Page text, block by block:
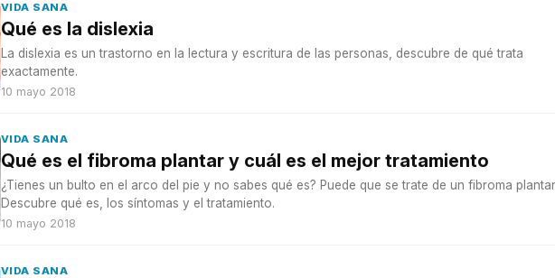
VIDA SANA
Qué es la dislexia
La dislexia es un trastorno en la lectura y escritura de las personas, descubre de qué trata
exactamente.
10 mayo 2018
VIDA SANA
Qué es el fibroma plantar y cuál es el mejor tratamiento
¿Tienes un bulto en el arco del pie y no sabes qué es? Puede que se trate de un fibroma
Descubre qué es, los síntomas y el tratamiento.
10 mayo 2018
VIDA SANA